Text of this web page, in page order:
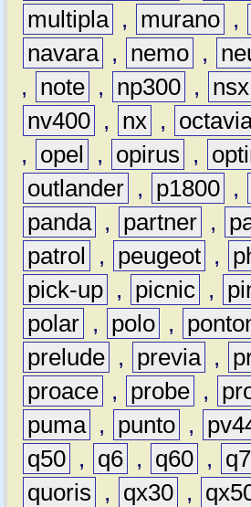
multipla , murano ,
navara , nemo ,
,
note , np300 , nsx
nv400 , nx ,
,
opel , opirus ,
outlander , p1800 ,
panda , partner ,
patrol
, peugeot ,
pick-up , picnic ,
polar , polo ,
prelude , previa ,
proace , probe ,
puma , punto ,
q50 , q6 , q60 , q7
quoris
, qx30 ,